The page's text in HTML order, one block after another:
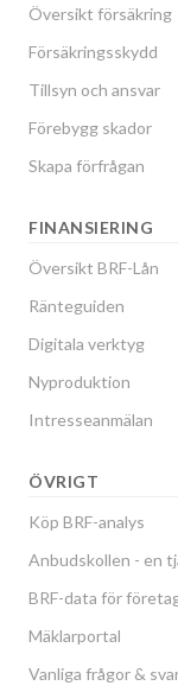
Översikt försäkring
Försäkringsskydd
Tillsyn och ansvar
Förebygg skador
Skapa förfrågan
FINANSIERING
Översikt BRF-Lån
Ränteguiden
Digitala verktyg
Nyproduktion
Intresseanmälan
ÖVRIGT
Köp BRF-analys
Anbudskollen - en
BRF-data för
Mäklarportal
Vanliga frågor &